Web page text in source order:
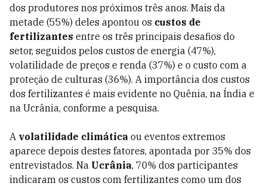
dos produtores nos próximos três anos. Mais da
metade (55%) deles apontou os custos de
fertilizantes entre os três principais desafios do
setor, seguidos pelos custos de energia (47%),
volatilidade de preços e renda (37%) e o custo com a
proteção de culturas (36%). A importância dos custos
dos fertilizantes é mais evidente no Quênia, na Índia e
na Ucrânia, conforme a pesquisa.
A volatilidade climática ou eventos extremos
aparece depois destes fatores, apontada por 35% dos
entrevistados. Na Ucrânia, 70% dos participantes
indicaram os custos com fertilizantes como um dos